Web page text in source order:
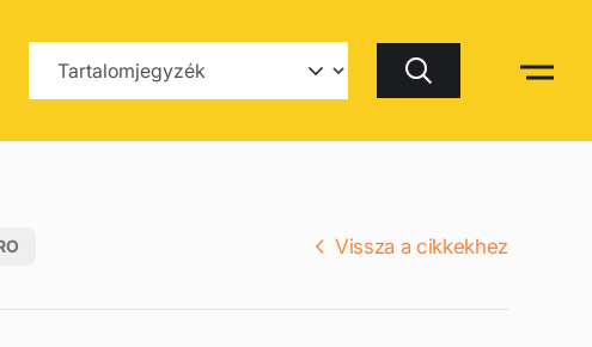
Keresés
Vissza a cikkekhez